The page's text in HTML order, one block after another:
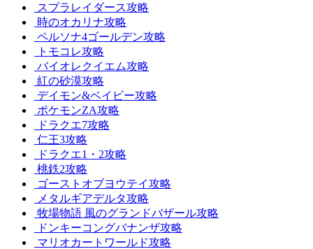
スプラレイダース攻略
時のオカリナ攻略
ペルソナ4ゴールデン攻略
トモコレ攻略
バイオレクイエム攻略
紅の砂漠攻略
デイモン&ベイビー攻略
ポケモンZA攻略
ドラクエ7攻略
仁王3攻略
ドラクエ1・2攻略
桃鉄2攻略
ゴーストオブヨウテイ攻略
メタルギアデルタ攻略
牧場物語 風のグランドバザール攻略
ドンキーコングバナンザ攻略
マリオカートワールド攻略